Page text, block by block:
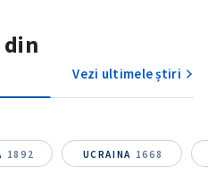
din
Vezi ultimele știri
1892 UCRAINA 1668